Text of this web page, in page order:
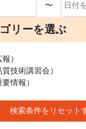
〜
リーを選ぶ
）
技術講習会）
情報）